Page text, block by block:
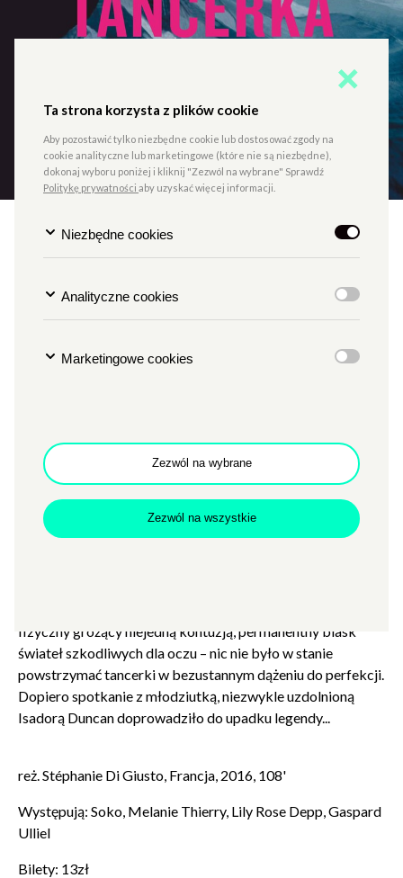
Tancerka
Kiedy Marie-Louise Fuller przyszła na świat na
Epoque. Ukryta za metrami jedwabiu, z ramionami
przedłużonymi o długie drewniane drążki, Loïe co wieczór
elektryzowała publiczność tańcem, który nazwano
serpentynowym. Fuller szybko stała się ikoną epoki,
fizyczny grożący niejedną kontuzją, permanentny blask
świateł szkodliwych dla oczu – nic nie było w stanie
powstrzymać tancerki w bezustannym dążeniu do perfekcji.
Dopiero spotkanie z młodziutką, niezwykle uzdolnioną
Isadorą Duncan doprowadziło do upadku legendy...
reż. Stéphanie Di Giusto, Francja, 2016, 108'
Występują: Soko, Melanie Thierry, Lily Rose Depp, Gaspard
Ulliel
Bilety: 13zł
Ta strona korzysta z plików cookie
Aby pozostawić tylko niezbędne cookie lub dostosować zgody na
cookie analityczne lub marketingowe (które nie są niezbędne),
dokonaj wyboru poniżej i kliknij "Zezwól na wybrane" Sprawdź
Politykę prywatności aby uzyskać więcej informacji.
Niezbędne cookies
Analityczne cookies
Marketingowe cookies
Zezwól na wybrane
Zezwól na wszystkie